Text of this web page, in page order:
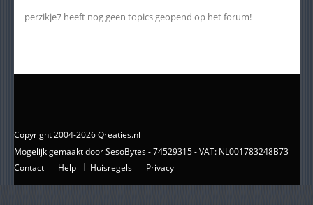
perzikje7 heeft nog geen topics geopend op het forum!
Copyright 2004-2026 Qreaties.nl
Mogelijk gemaakt door SesoBytes - 74529315 - VAT: NL001783248B73
Contact
Help Huisregels Privacy